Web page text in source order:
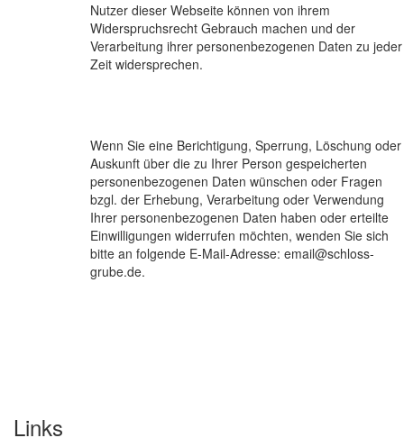
Nutzer dieser Webseite können von ihrem
Widerspruchsrecht Gebrauch machen und der
Verarbeitung ihrer personenbezogenen Daten zu jeder
Zeit widersprechen.
Wenn Sie eine Berichtigung, Sperrung, Löschung oder
Auskunft über die zu Ihrer Person gespeicherten
personenbezogenen Daten wünschen oder Fragen
bzgl. der Erhebung, Verarbeitung oder Verwendung
Ihrer personenbezogenen Daten haben oder erteilte
Einwilligungen widerrufen möchten, wenden Sie sich
bitte an folgende E-Mail-Adresse: email@schloss-
grube.de.
Links